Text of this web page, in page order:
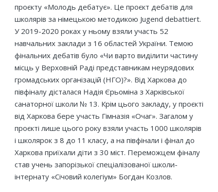
проєкту «Молодь дебатує». Це проєкт дебатів для
школярів за німецькою методикою Jugend debattiert.
У 2019-2020 роках у ньому взяли участь 52
навчальних заклади з 16 областей України. Темою
фінальних дебатів було «Чи варто виділити частину
місць у Верховній Раді представникам неурядових
громадських організацій (НГО)?». Від Харкова до
півфіналу дісталася Надія Єрьоміна з Харківської
санаторної школи № 13. Крім цього закладу, у проєкті
від Харкова бере участь Гімназія «Очаг». Загалом у
проєкті лише цього року взяли участь 1000 школярів
і школярок з 8 до 11 класу, а на півфінали і фінал до
Харкова приїхали діти з 30 міст. Переможцем фіналу
став учень запорізької спеціалізованої школи-
інтернату «Січовий колегіум» Богдан Козлов.